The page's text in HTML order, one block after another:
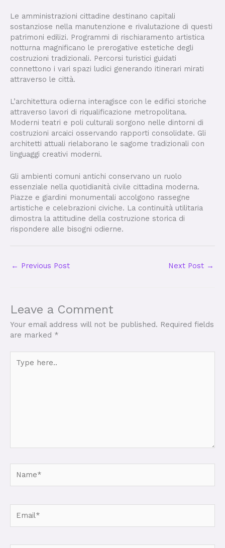
Le amministrazioni cittadine destinano capitali
sostanziose nella manutenzione e rivalutazione di questi
patrimoni edilizi. Programmi di rischiaramento artistica
notturna magnificano le prerogative estetiche degli
costruzioni tradizionali. Percorsi turistici guidati
connettono i vari spazi ludici generando itinerari mirati
attraverso le città.
L’architettura odierna interagisce con le edifici storiche
attraverso lavori di riqualificazione metropolitana.
Moderni teatri e poli culturali sorgono nelle dintorni di
costruzioni arcaici osservando rapporti consolidate. Gli
architetti attuali rielaborano le sagome tradizionali con
linguaggi creativi moderni.
Gli ambienti comuni antichi conservano un ruolo
essenziale nella quotidianità civile cittadina moderna.
Piazze e giardini monumentali accolgono rassegne
artistiche e celebrazioni civiche. La continuità utilitaria
dimostra la attitudine della costruzione storica di
rispondere alle bisogni odierne.
← Previous Post Next Post →
Leave a Comment
Your email address will not be published. Required fields
are marked *
here..